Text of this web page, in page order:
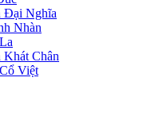
Đại Nghĩa
Nhàn
Khát Chân
Việt